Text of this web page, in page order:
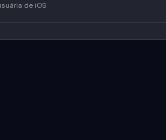
de iOS